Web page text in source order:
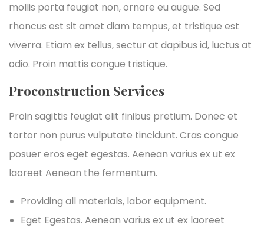
mollis porta feugiat non, ornare eu augue. Sed
rhoncus est sit amet diam tempus, et tristique est
viverra. Etiam ex tellus, sectur at dapibus id, luctus at
odio. Proin mattis congue tristique.
Proconstruction Services
Proin sagittis feugiat elit finibus pretium. Donec et
tortor non purus vulputate tincidunt. Cras congue
posuer eros eget egestas. Aenean varius ex ut ex
laoreet Aenean the fermentum.
Providing all materials, labor equipment.
Eget Egestas. Aenean varius ex ut ex laoreet